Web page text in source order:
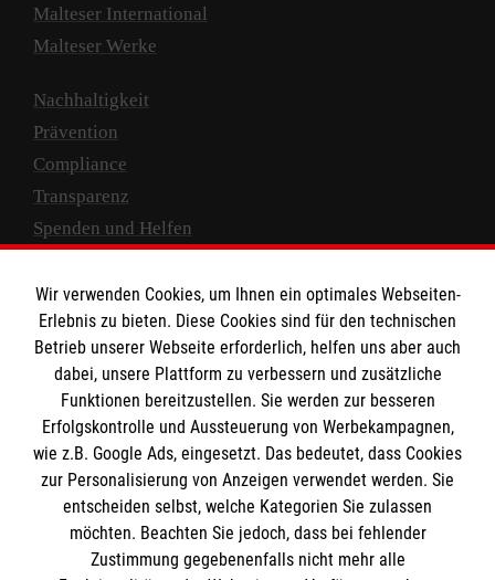
Malteser International
Malteser Werke
Nachhaltigkeit
Prävention
Compliance
Transparenz
Spenden und Helfen
Empfänger: Malteser Hilfsdienst e.V.
IBAN: DE10 3706 0120 1201 2000 12
BIC: GENODED 1PA7
Wir verwenden Cookies, um Ihnen ein optimales Webseiten-
Erlebnis zu bieten. Diese Cookies sind für den technischen
Betrieb unserer Webseite erforderlich, helfen uns aber auch
dabei, unsere Plattform zu verbessern und zusätzliche
Funktionen bereitzustellen. Sie werden zur besseren
Erfolgskontrolle und Aussteuerung von Werbekampagnen,
wie z.B. Google Ads, eingesetzt. Das bedeutet, dass Cookies
zur Personalisierung von Anzeigen verwendet werden. Sie
entscheiden selbst, welche Kategorien Sie zulassen
möchten. Beachten Sie jedoch, dass bei fehlender
Zustimmung gegebenenfalls nicht mehr alle